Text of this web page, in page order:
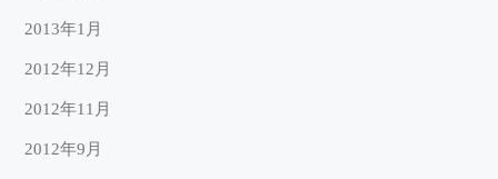
2013年1月
2012年12月
2012年11月
2012年9月